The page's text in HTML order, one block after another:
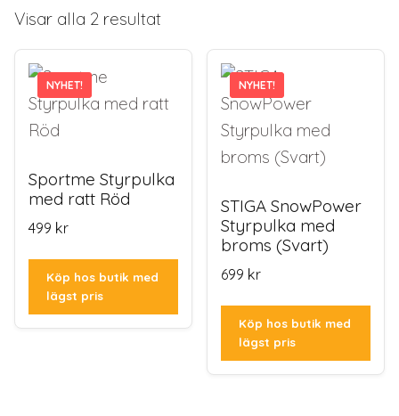
Visar alla 2 resultatSortera
efter
NYHET!
NYHET!
Sportme Styrpulka
med ratt Röd
499 kr
Köp hos butik med
lägst pris
NYHET!
NYHET!
STIGA SnowPower
Styrpulka med
broms (Svart)
699 kr
Köp hos butik med
lägst pris